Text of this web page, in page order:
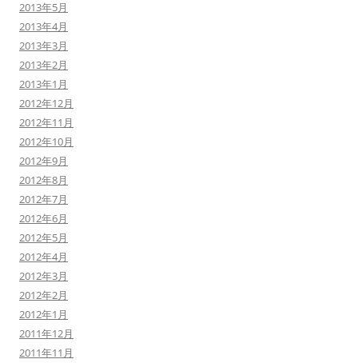
2013年5月
2013年4月
2013年3月
2013年2月
2013年1月
2012年12月
2012年11月
2012年10月
2012年9月
2012年8月
2012年7月
2012年6月
2012年5月
2012年4月
2012年3月
2012年2月
2012年1月
2011年12月
2011年11月